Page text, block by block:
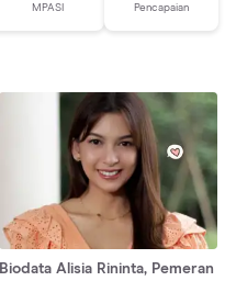
MPASI Pencapaian
Biodata Alisia Rininta, Pemeran